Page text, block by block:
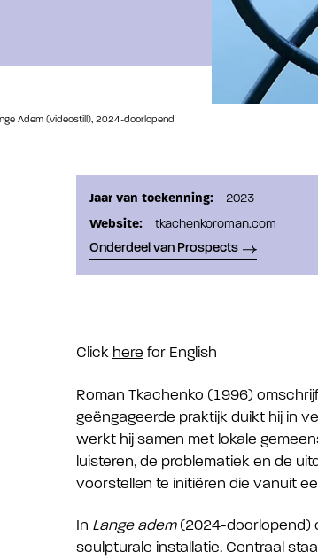
Adem (videostill), 2024-doorlopend
Jaar van toekenning:
2023
Website:
tkachenkoroman.com
Onderdeel van Prospects
Click here for English
Roman Tkachenko (1996)
geëngageerde praktijk duikt hij in
werkt hij samen met lokale
luisteren, de problematiek en de
voorstellen te initiëren die vanuit
In Lange adem(2024-doorlopend)
sculpturale installatie. Centraal